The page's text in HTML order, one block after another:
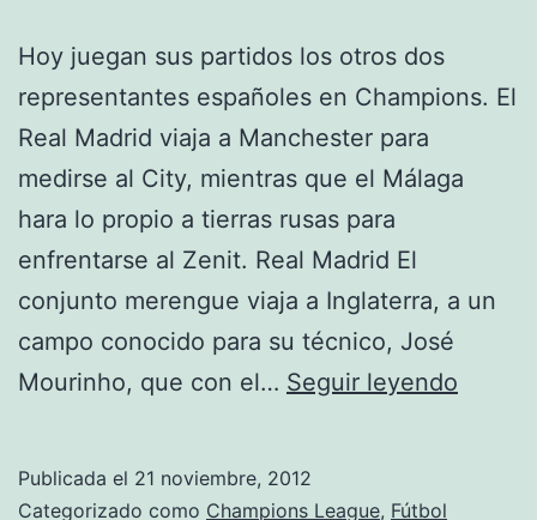
Hoy juegan sus partidos los otros dos
representantes españoles en Champions. El
Real Madrid viaja a Manchester para
medirse al City, mientras que el Málaga
hara lo propio a tierras rusas para
enfrentarse al Zenit. Real Madrid El
conjunto merengue viaja a Inglaterra, a un
campo conocido para su técnico, José
Mourinho, que con el… Seguir leyendo
Publicada el 21 noviembre, 2012
Categorizado como Champions League, Fútbol